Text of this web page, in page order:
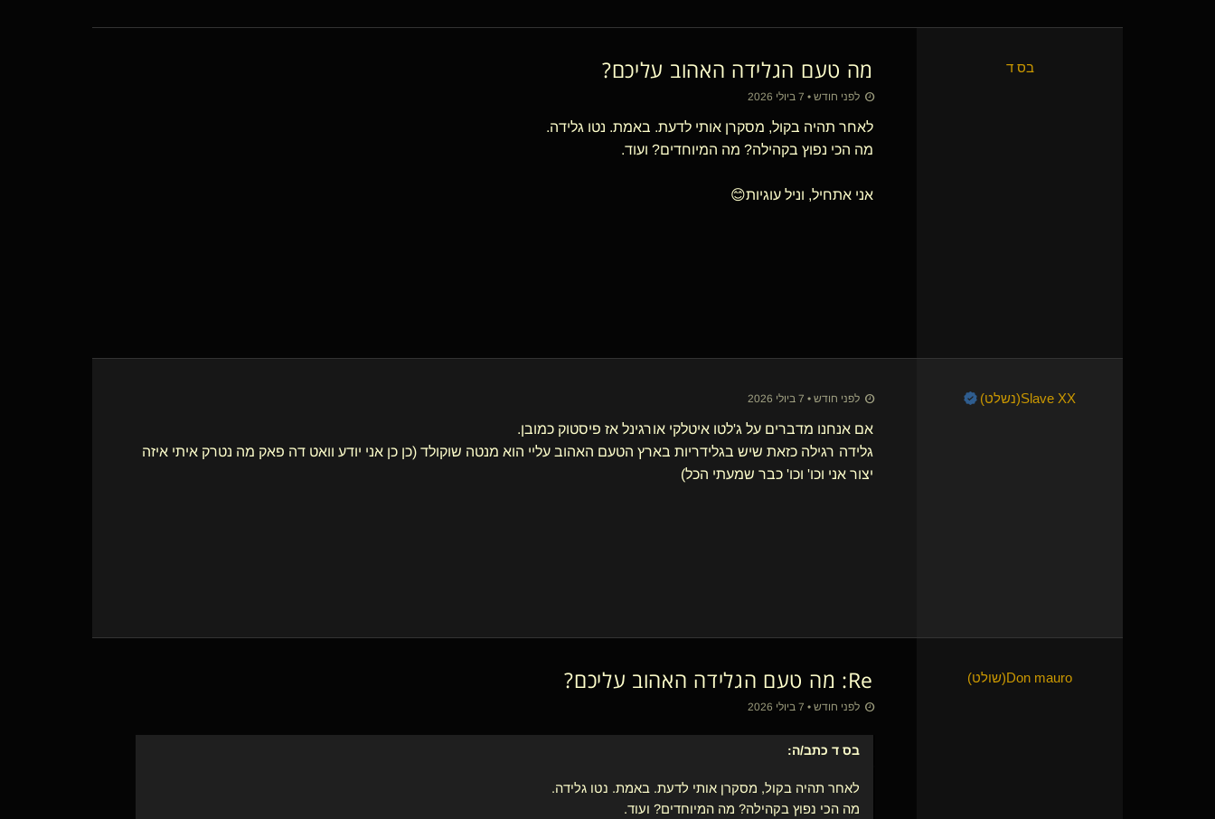
בס ד מה טעם הגלידה האהוב עליכם?
לפני חודש • 7 ביולי 2026
לאחר תהיה בקול, מסקרן אותי לדעת. באמת. נטו גלידה.
מה הכי נפוץ בקהילה? מה המיוחדים? ועוד.
אני אתחיל, וניל עוגיות😊
Slave XX​(נשלט) לפני חודש • 7 ביולי 2026
אם אנחנו מדברים על ג'לטו איטלקי אורגינל אז פיסטוק כמובן.
גלידה רגילה כזאת שיש בגלידריות בארץ הטעם האהוב עליי הוא מנטה שוקולד (כן כן אני יודע וואט דה פאק מה נטרק איתי איזה
יצור אני וכו' וכו' כבר שמעתי הכל)
Don mauro​(שולט) Re: מה טעם הגלידה האהוב עליכם?
לפני חודש • 7 ביולי 2026
בס ד כתב/ה:
לאחר תהיה בקול, מסקרן אותי לדעת. באמת. נטו גלידה.
מה הכי נפוץ בקהילה? מה המיוחדים? ועוד.